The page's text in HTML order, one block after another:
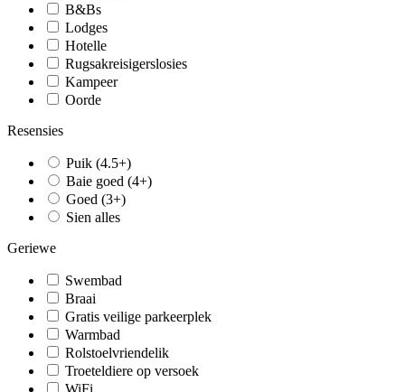
B&Bs
Lodges
Hotelle
Rugsakreisigerslosies
Kampeer
Oorde
Resensies
Puik (4.5+)
Baie goed (4+)
Goed (3+)
Sien alles
Geriewe
Swembad
Braai
Gratis veilige parkeerplek
Warmbad
Rolstoelvriendelik
Troeteldiere op versoek
WiFi